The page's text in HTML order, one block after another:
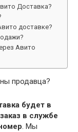
Доставка?
доставке?
Авито
продавца?
будет в
в службе
. Мы